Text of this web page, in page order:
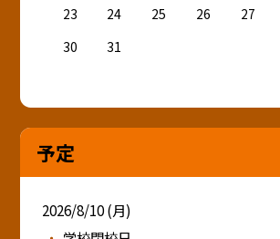
23
24 25 26 27
30
31
予定
2026/8/10 (月)